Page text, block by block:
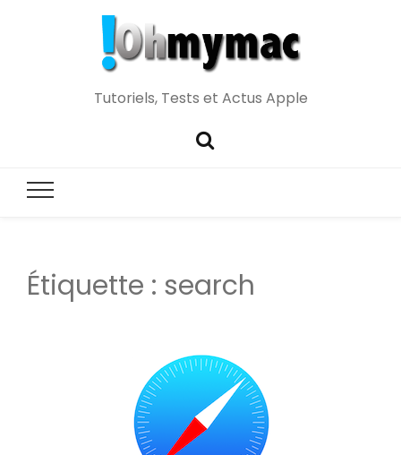
Tutoriels, Tests et Actus Apple
Étiquette : search